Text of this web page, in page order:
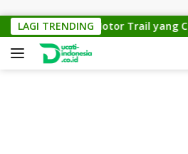
LAGI TRENDING
Cross 150: Motor Trail yang